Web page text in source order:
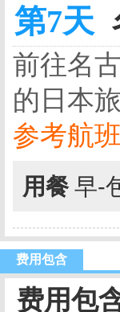
第7天
前往名
的日本
参考航
用餐 早-
费用包含
费用包